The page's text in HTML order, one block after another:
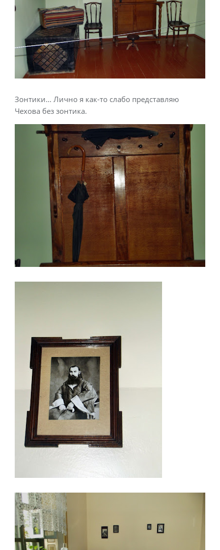
Зонтики… Лично я как-то слабо представляю
Чехова без зонтика.